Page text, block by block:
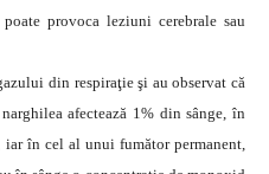
provoca leziuni cerebrale sau
din respiraţie şi au observat că
afectează 1% din sânge, în
în cel al unui fumător permanent,